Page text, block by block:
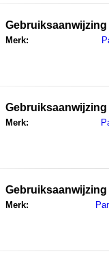
Merk:
Merk:
Merk: